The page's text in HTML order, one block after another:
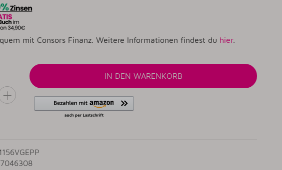
mit Consors Finanz. Weitere Informationen findest du hier.
IN DEN WARENKORB